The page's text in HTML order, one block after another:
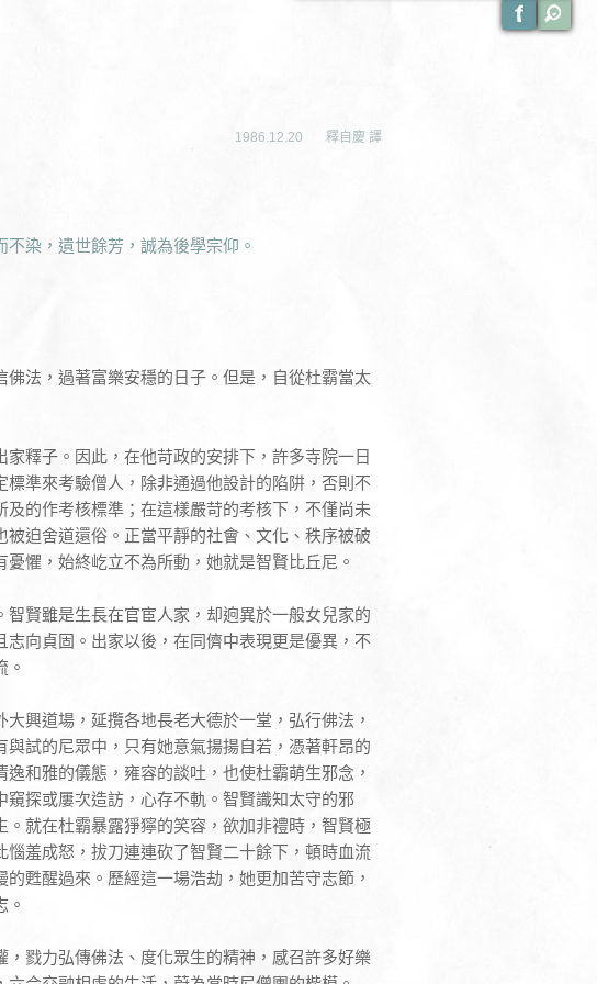
1986.12.20 釋自慶 譯
染，遺世餘芳，誠為後學宗仰。
法，過著富樂安穩的日子。但是，自從杜霸當太
釋子。因此，在他苛政的安排下，許多寺院一日
準來考驗僧人，除非通過他設計的陷阱，否則不
的作考核標準；在這樣嚴苛的考核下，不僅尚未
迫舍道還俗。正當平靜的社會、文化、秩序被破
懼，始終屹立不為所動，她就是智賢比丘尼。
賢雖是生長在官宦人家，却逈異於一般女兒家的
向貞固。出家以後，在同儕中表現更是優異，不
。
興道場，延攬各地長老大德於一堂，弘行佛法，
試的尼眾中，只有她意氣揚揚自若，憑著軒昂的
和雅的儀態，雍容的談吐，也使杜霸萌生邪念，
探或屢次造訪，心存不軌。智賢識知太守的邪
就在杜霸暴露猙獰的笑容，欲加非禮時，智賢極
羞成怒，拔刀連連砍了智賢二十餘下，頓時血流
甦醒過來。歷經這一場浩劫，她更加苦守志節，
。
戮力弘傳佛法、度化眾生的精神，感召許多好樂